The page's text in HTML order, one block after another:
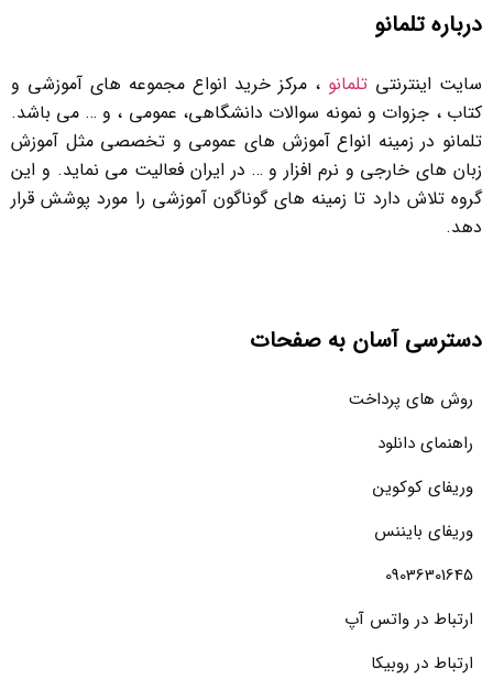
درباره تلمانو
سایت اینترنتی تلمانو ، مرکز خرید انواع مجموعه های آموزشی و
کتاب ، جزوات و نمونه سوالات دانشگاهی، عمومی ، و … می باشد.
تلمانو در زمینه انواع آموزش های عمومی و تخصصی مثل آموزش
زبان های خارجی و نرم افزار و … در ایران فعالیت می نماید. و این
گروه تلاش دارد تا زمینه های گوناگون آموزشی را مورد پوشش قرار
دهد.
دسترسی آسان به صفحات
روش های پرداخت
راهنمای دانلود
وریفای کوکوین
وریفای بایننس
09036301645
ارتباط در واتس آپ
ارتباط در روبیکا